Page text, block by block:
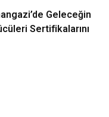
Geleceğin
Sertifikalarını